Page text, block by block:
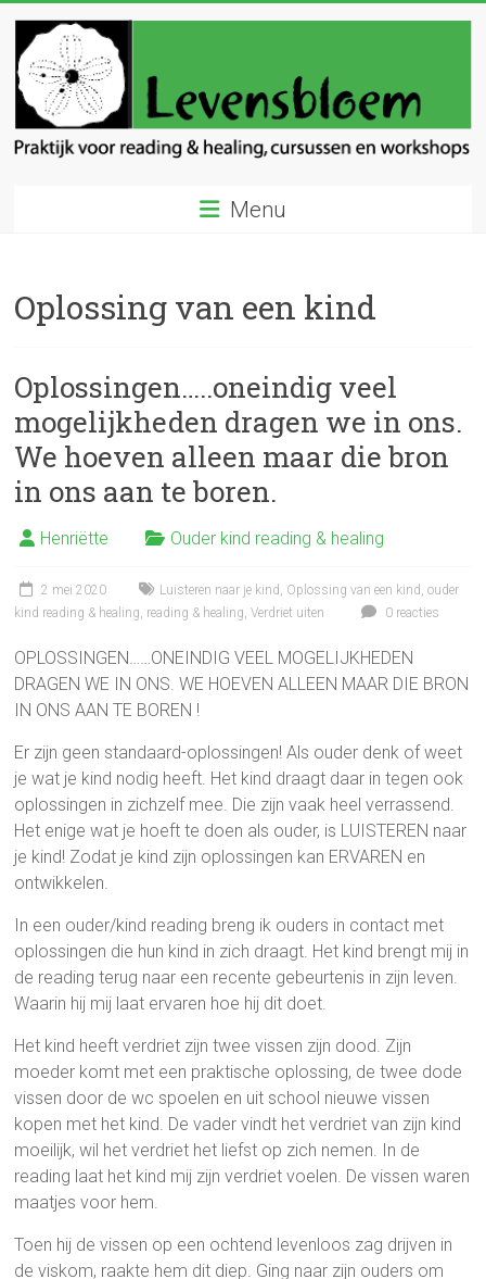
inhoud
Levensbloem
en
Menu
Oplossing van een kind
Oplossingen…..oneindig veel
mogelijkheden dragen we in ons.
We hoeven alleen maar die bron
in ons aan te boren.
Henriëtte Ouder kind reading & healing
2 mei 2020 Luisteren naar je kind , Oplossing van een kind ,ouder
kind reading & healing, reading & healing,Verdriet uiten 0 reacties
OPLOSSINGEN……ONEINDIG VEEL MOGELIJKHEDEN
DRAGEN WE IN ONS. WE HOEVEN ALLEEN MAAR DIE BRON
IN ONS AAN TE BOREN !
Er zijn geen standaard-oplossingen! Als ouder denk of weet
je wat je kind nodig heeft. Het kind draagt daar in tegen ook
oplossingen in zichzelf mee. Die zijn vaak heel verrassend.
Het enige wat je hoeft te doen als ouder, is LUISTEREN naar
je kind! Zodat je kind zijn oplossingen kan ERVAREN en
ontwikkelen.
In een ouder/kind reading breng ik ouders in contact met
oplossingen die hun kind in zich draagt. Het kind brengt mij in
de reading terug naar een recente gebeurtenis in zijn leven.
Waarin hij mij laat ervaren hoe hij dit doet.
Het kind heeft verdriet zijn twee vissen zijn dood. Zijn
moeder komt met een praktische oplossing, de twee dode
vissen door de wc spoelen en uit school nieuwe vissen
kopen met het kind. De vader vindt het verdriet van zijn kind
moeilijk, wil het verdriet het liefst op zich nemen. In de
reading laat het kind mij zijn verdriet voelen. De vissen waren
maatjes voor hem.
Toen hij de vissen op een ochtend levenloos zag drijven in
de viskom, raakte hem dit diep. Ging naar zijn ouders om